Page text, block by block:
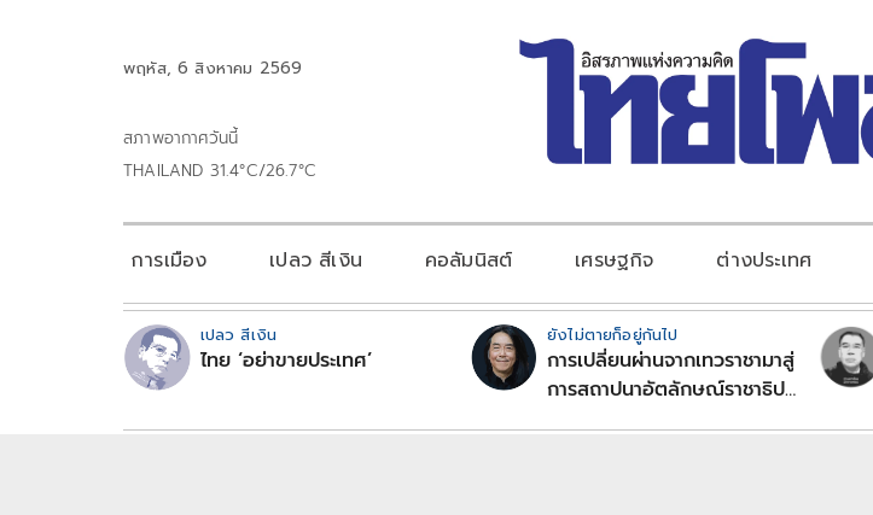
พฤหัส, 6 สิงหาคม 2569
สภาพอากาศวันนี้
THAILAND 31.4°C/26.7°C
การเมือง เปลว สีเงิน คอลัมนิสต์ เศรษฐกิจ ต่างประเทศ
เปลว สีเงิน
ไทย ‘อย่าขายประเทศ’
ยังไม่ตายก็อยู่กันไป
การเปลี่ยนผ่านจากเทวราชามาสู่
การสถาปนาอัตลักษณ์ราชาธิป